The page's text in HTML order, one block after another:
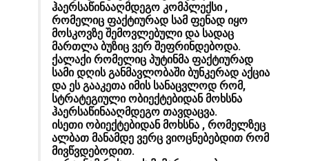
ჰაერსაწინააღმდეგო კომპლექსი ,
რომელიც ფაქტიურად სამ ფენად იყო
მოსკოვზე შემოვლებული და სადაც
მართლა ბუზიც ვერ შეფრინდებოდა.
ქალაქი რომელიც პუტინმა ფაქტიურად
სამი დღის განმავლობაში ბუნკერად აქცია
და ეს გააკეთა იმის სანაცვლოდ რომ,
სტრატეგიული ობიექტებიდან მოხსნა
ჰაერსაწინააღმდეგო თავდაცვა.
ისეთი ობიექტებიდან მოხსნა , რომელზეც
ალბათ მანამდე ვერც ვიოცნებებდით რომ
მივწვდებოდით.